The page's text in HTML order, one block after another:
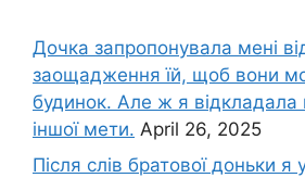
Дочка запpопонувала мені
заощадження їй, щоб вони
будинок. Але ж я відкладала
іншої мети. April 26, 2025
Після слів братової доньки